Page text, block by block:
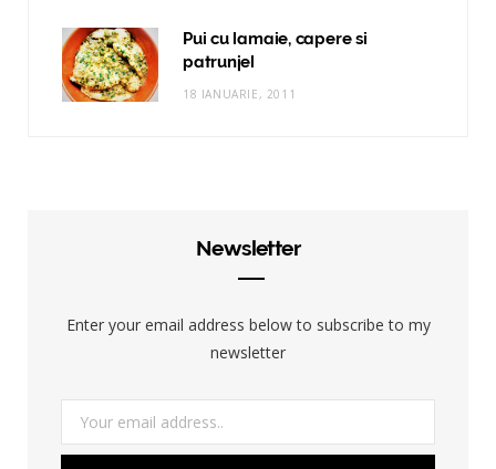
Pui cu lamaie, capere si
patrunjel
18 IANUARIE, 2011
Newsletter
Enter your email address below to subscribe to my
newsletter